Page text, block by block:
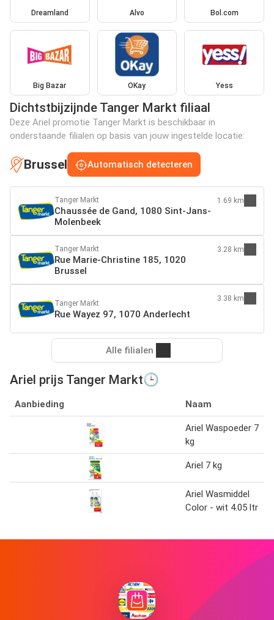
Dreamland Alvo Bol.com
Big Bazar OKay Yess
Dichtstbijzijnde Tanger Markt filiaal
Deze Ariel promotie Tanger Markt is beschikbaar in
onderstaande filialen op basis van jouw ingestelde locatie:
Brussel Automatisch detecteren
Tanger Markt
Chaussée de Gand, 1080 Sint-Jans-
Molenbeek
1.69 km
Tanger Markt
Rue Marie-Christine 185, 1020
Brussel
3.28 km
Tanger Markt
Rue Wayez 97, 1070 Anderlecht
3.38 km
Alle filialen
Ariel prijs Tanger Markt🕒
Aanbieding Naam
Ariel Waspoeder 7
kg
Ariel 7 kg
Ariel Wasmiddel
Color - wit 4.05 ltr